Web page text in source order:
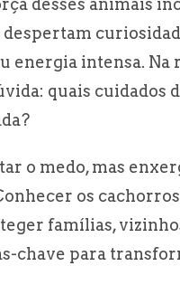
desses animais
intensa. Na
quais cuidados
o medo, mas
os
famílias,
chave para